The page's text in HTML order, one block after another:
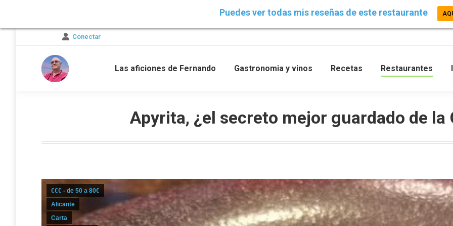
Conectar
Las aficiones de Fernando Gastronomia y vinos Recetas Restaurantes
Apyrita, ¿el secreto mejor guardado de la
€€€ - de 50 a 80€
Alicante
Carta
Puedes ver todas mis reseñas de este restaurante